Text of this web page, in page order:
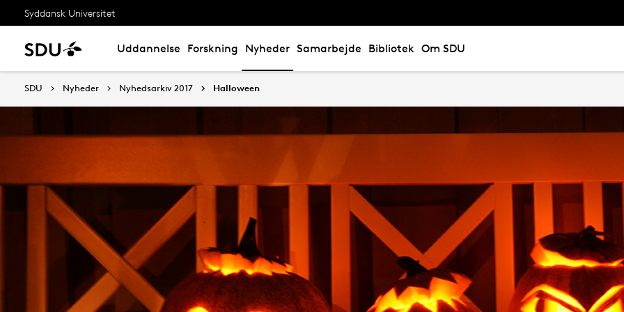
Syddansk Universitet
Uddannelse Forskning Nyheder Samarbejde Bibliotek Om SDU
SDU Nyheder Nyhedsarkiv 2017 Halloween